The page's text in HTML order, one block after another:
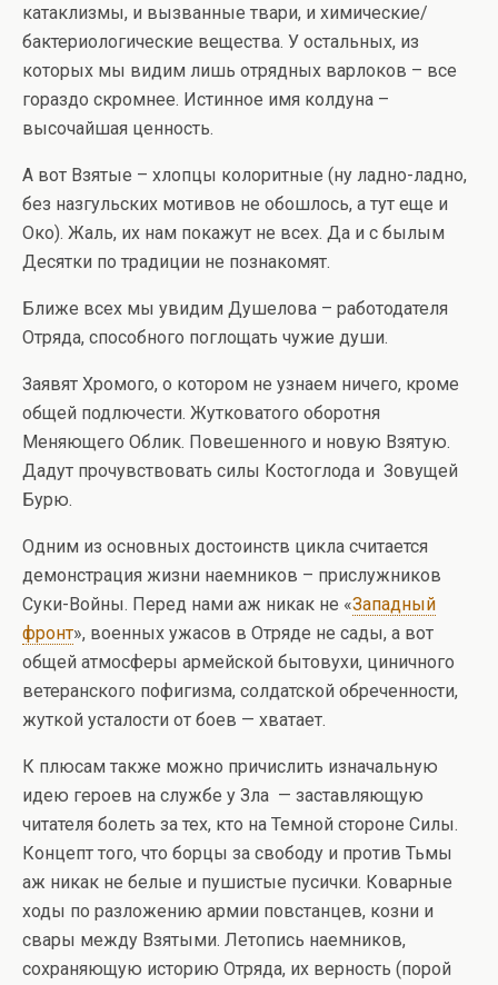
катаклизмы, и вызванные твари, и химические/
бактериологические вещества. У остальных, из
которых мы видим лишь отрядных варлоков – все
гораздо скромнее. Истинное имя колдуна –
высочайшая ценность.
А вот Взятые – хлопцы колоритные (ну ладно-ладно,
без назгульских мотивов не обошлось, а тут еще и
Око). Жаль, их нам покажут не всех. Да и с былым
Десятки по традиции не познакомят.
Ближе всех мы увидим Душелова – работодателя
Отряда, способного поглощать чужие души.
Заявят Хромого, о котором не узнаем ничего, кроме
общей подлючести. Жутковатого оборотня
Меняющего Облик. Повешенного и новую Взятую.
Дадут прочувствовать силы Костоглода и Зовущей
Бурю.
Одним из основных достоинств цикла считается
демонстрация жизни наемников – прислужников
Суки-Войны. Перед нами аж никак не «Западный
фронт», военных ужасов в Отряде не сады, а вот
общей атмосферы армейской бытовухи, циничного
ветеранского пофигизма, солдатской обреченности,
жуткой усталости от боев — хватает.
К плюсам также можно причислить изначальную
идею героев на службе у Зла — заставляющую
читателя болеть за тех, кто на Темной стороне Силы.
Концепт того, что борцы за свободу и против Тьмы
аж никак не белые и пушистые пусички. Коварные
ходы по разложению армии повстанцев, козни и
свары между Взятыми. Летопись наемников,
сохраняющую историю Отряда, их верность (порой